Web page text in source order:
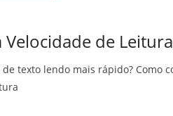
Velocidade de Leitura
de texto lendo mais rápido?